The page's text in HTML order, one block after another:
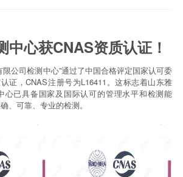
中心获CNAS资质认证！
限公司检测中心”通过了中国合格评定国家认可委
证，CNAS注册号为L16411。这标志着山东雅
心已具备国家及国际认可的管理水平和检测能
、可靠、专业的检测。